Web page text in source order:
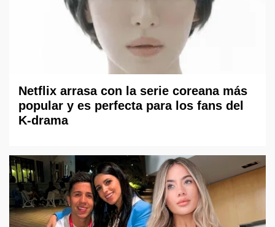
Netflix arrasa con la serie coreana más
popular y es perfecta para los fans del
K-drama